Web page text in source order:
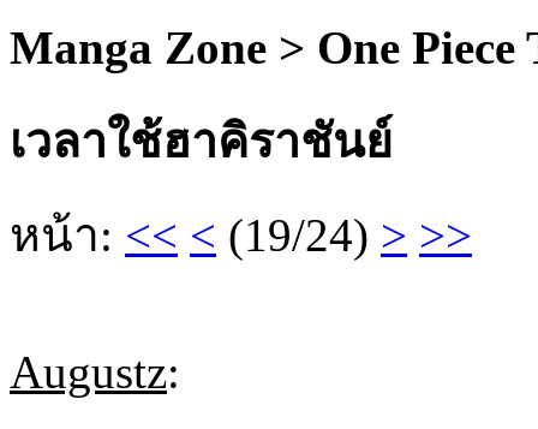
Manga Zone > One
เวลาใช้ฮาคิราชันย์
หน้า: << < (19/24) > >>
Augustz: